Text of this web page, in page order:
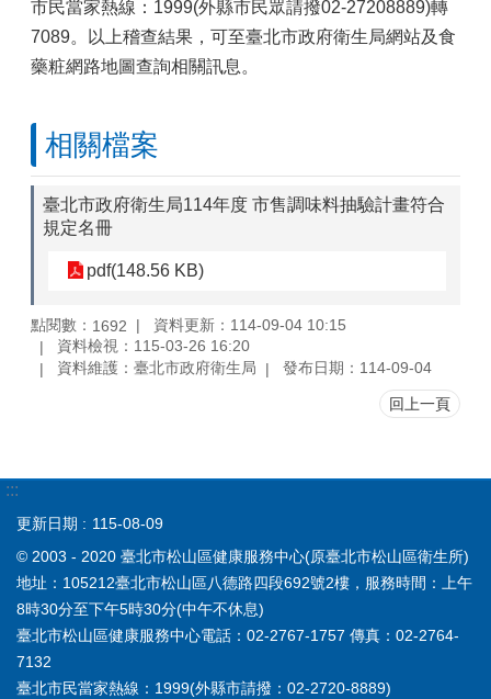
市民當家熱線：1999(外縣市民眾請撥02-27208889)轉
7089。以上稽查結果，可至臺北市政府衛生局網站及食
藥粧網路地圖查詢相關訊息。
相關檔案
臺北市政府衛生局114年度 市售調味料抽驗計畫符合
規定名冊
pdf(148.56 KB)
點閱數： 1692
資料更新：114-09-04 10:15
資料檢視：115-03-26 16:20
資料維護：臺北市政府衛生局
發布日期：114-09-04
回上一頁
:::
更新日期
115-08-09
© 2003 - 2020 臺北市松山區健康服務中心(原臺北市松山區衛生所)
地址：105212臺北市松山區八德路四段692號2樓，服務時間：上午
8時30分至下午5時30分(中午不休息)
臺北市松山區健康服務中心電話：02-2767-1757 傳真：02-2764-
7132
臺北市民當家熱線：1999(外縣市請撥：02-2720-8889)